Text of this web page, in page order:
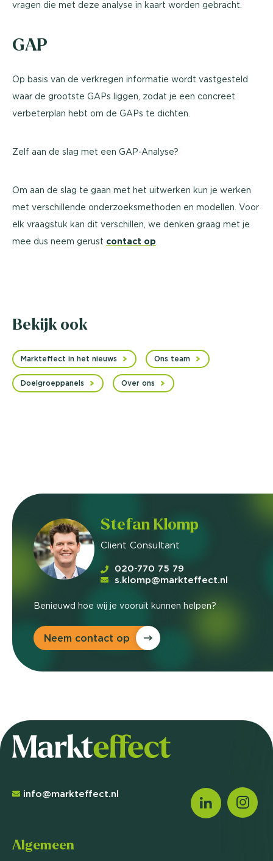
vragen die met deze analyse in kaart worden gebracht.
GAP
Op basis van de verkregen informatie wordt vastgesteld
waar de grootste GAPs liggen, zodat je een concreet
verbeterplan hebt om de GAPs te dichten.
Zelf aan de slag met een GAP-Analyse?
Om aan de slag te gaan met het uitwerken kun je werken
met verschillende onderzoeksmethoden en modellen. Voor
elk vraagstuk kan dit verschillen, we denken graag met je
mee dus neem gerust contact op
Bekijk ook
Markteffect in het nieuws Ons team
Doelgroeppanels Over ons
Stefan Klomp
Client Consultant
020-770 75 79
s.klomp@markteffect.nl
Benieuwd hoe wij je vooruit kunnen helpen?
Neem contact op
info@markteffect.nl
Algemeen